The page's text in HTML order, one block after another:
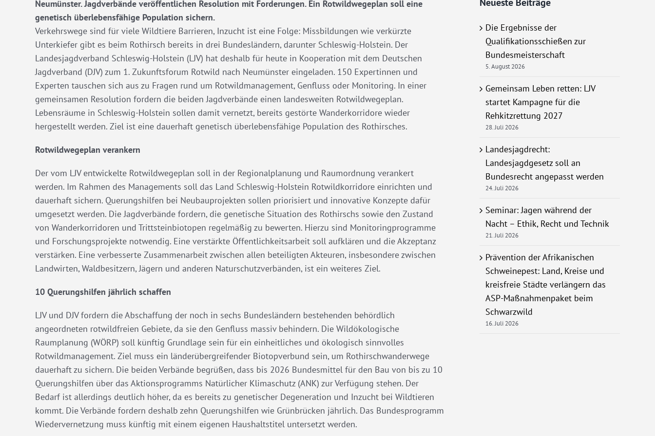
Neumünster. Jagdverbände veröffentlichen Resolution mit Forderungen. Ein Rotwildwegeplan soll eine
genetisch überlebensfähige Population sichern.
Verkehrswege sind für viele Wildtiere Barrieren, Inzucht ist eine Folge: Missbildungen wie verkürzte
Unterkiefer gibt es beim Rothirsch bereits in drei Bundesländern, darunter Schleswig-Holstein. Der
Landesjagdverband Schleswig-Holstein (LJV) hat deshalb für heute in Kooperation mit dem Deutschen
Jagdverband (DJV) zum 1. Zukunftsforum Rotwild nach Neumünster eingeladen. 150 Expertinnen und
Experten tauschen sich aus zu Fragen rund um Rotwildmanagement, Genfluss oder Monitoring. In einer
gemeinsamen Resolution fordern die beiden Jagdverbände einen landesweiten Rotwildwegeplan.
Lebensräume in Schleswig-Holstein sollen damit vernetzt, bereits gestörte Wanderkorridore wieder
hergestellt werden. Ziel ist eine dauerhaft genetisch überlebensfähige Population des Rothirsches.
Rotwildwegeplan verankern
Der vom LJV entwickelte Rotwildwegeplan soll in der Regionalplanung und Raumordnung verankert
werden. Im Rahmen des Managements soll das Land Schleswig-Holstein Rotwildkorridore einrichten und
dauerhaft sichern. Querungshilfen bei Neubauprojekten sollen priorisiert und innovative Konzepte dafür
umgesetzt werden. Die Jagdverbände fordern, die genetische Situation des Rothirschs sowie den Zustand
von Wanderkorridoren und Trittsteinbiotopen regelmäßig zu bewerten. Hierzu sind Monitoringprogramme
und Forschungsprojekte notwendig. Eine verstärkte Öffentlichkeitsarbeit soll aufklären und die Akzeptanz
verstärken. Eine verbesserte Zusammenarbeit zwischen allen beteiligten Akteuren, insbesondere zwischen
Landwirten, Waldbesitzern, Jägern und anderen Naturschutzverbänden, ist ein weiteres Ziel.
10 Querungshilfen jährlich schaffen
LJV und DJV fordern die Abschaffung der noch in sechs Bundesländern bestehenden behördlich
angeordneten rotwildfreien Gebiete, da sie den Genfluss massiv behindern. Die Wildökologische
Raumplanung (WÖRP) soll künftig Grundlage sein für ein einheitliches und ökologisch sinnvolles
Rotwildmanagement. Ziel muss ein länderübergreifender Biotopverbund sein, um Rothirschwanderwege
dauerhaft zu sichern. Die beiden Verbände begrüßen, dass bis 2026 Bundesmittel für den Bau von bis zu 10
Querungshilfen über das Aktionsprogramms Natürlicher Klimaschutz (ANK) zur Verfügung stehen. Der
Bedarf ist allerdings deutlich höher, da es bereits zu genetischer Degeneration und Inzucht bei Wildtieren
kommt. Die Verbände fordern deshalb zehn Querungshilfen wie Grünbrücken jährlich. Das Bundesprogramm
Wiedervernetzung muss künftig mit einem eigenen Haushaltstitel untersetzt werden.
Die Ergebnisse der
Qualifikationsschießen zur
Bundesmeisterschaft
5. August 2026
Gemeinsam Leben retten: LJV
startet Kampagne für die
Rehkitzrettung 2027
28. Juli 2026
Landesjagdrecht:
Landesjagdgesetz soll an
Bundesrecht angepasst werden
24. Juli 2026
Seminar: Jagen während der
Nacht – Ethik, Recht und Technik
21. Juli 2026
Prävention der Afrikanischen
Schweinepest: Land, Kreise und
kreisfreie Städte verlängern das
ASP-Maßnahmenpaket beim
Schwarzwild
16. Juli 2026